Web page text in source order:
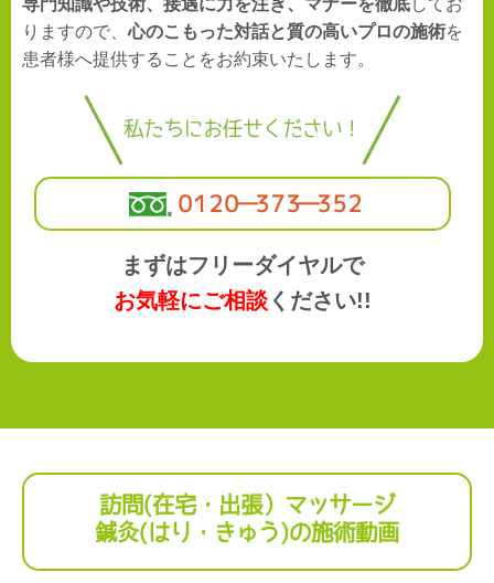
りますので、心のこもった対話と質の高いプロの施術を
患者様へ提供することをお約束いたします。
私たちにお任せください！
０１２０―３７３―３５２
まずはフリーダイヤルで
お気軽にご相談 ください!!
訪問(在宅・出張）マッサージ
鍼灸(はり・きゅう)の施術動画